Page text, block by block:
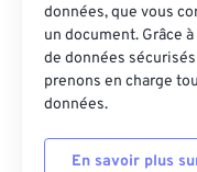
données, que vous
un document. Grâce
de données
prenons en charge
données.
En savoir plus